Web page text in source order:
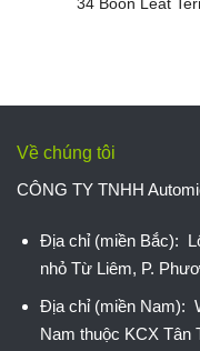
34 Boon Leat
Về chúng tôi
CÔNG TY TNHH
Địa chỉ (miền Bắc):
nhỏ Từ Liêm, P.
Địa chỉ (miền Nam):
Nam thuộc KCX Tân